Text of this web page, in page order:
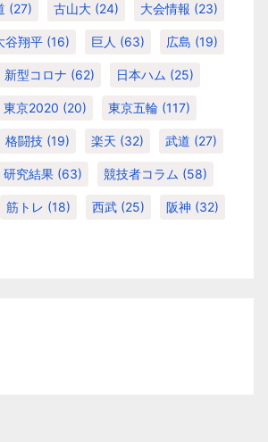
(27) 古山大 (24) 大会情報 (23)
谷翔平 (16) 巨人 (63) 広島 (19)
新型コロナ (62) 日本ハム (25)
東京2020 (20) 東京五輪 (117)
格闘技 (19) 楽天 (32) 武道 (27)
研究結果 (63) 競技者コラム (58)
筋トレ (18) 西武 (25) 阪神 (32)